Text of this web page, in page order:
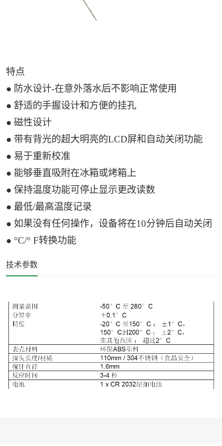
特点
● 防水设计-在意外落水后不影响正常使用
● 舒适的手握设计和方便的挂孔
● 磁性设计
● 带有背光的超大明亮的LCD屏和自动关闭功能
● 易于重新校准
● 能够垂直吸附在冰箱或烤箱上
● 保持温度功能可停止显示更改读数
● 最低/最高温度记录
● 如果没有任何操作，设备将在10分钟后自动关闭
● °C/° F转换功能
技术参数